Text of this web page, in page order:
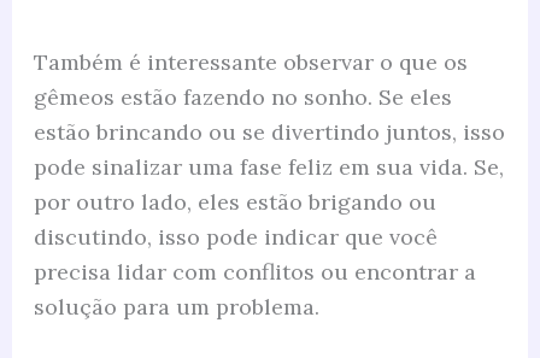
Também é interessante observar o que os
gêmeos estão fazendo no sonho. Se eles
estão brincando ou se divertindo juntos, isso
pode sinalizar uma fase feliz em sua vida. Se,
por outro lado, eles estão brigando ou
discutindo, isso pode indicar que você
precisa lidar com conflitos ou encontrar a
solução para um problema.